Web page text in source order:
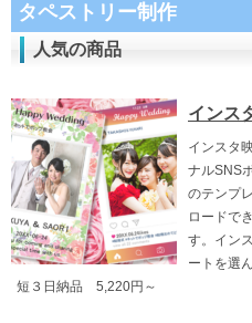
タペストリー制作
人気の商品
インス
インスタ
ナルSNS
のテンプ
ロードで
す。イン
ートを選
短３日納品 5,220円～